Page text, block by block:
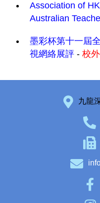
Association of
Australian
墨彩杯第十一屆
視網絡展評 - 校
九龍